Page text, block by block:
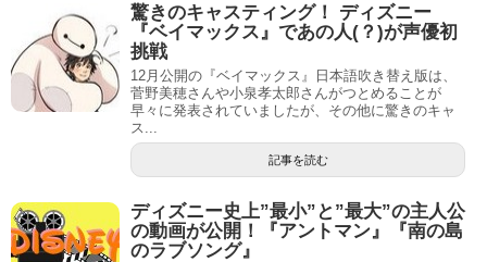
驚きのキャスティング！ ディズニー
『ベイマックス』であの人(？)が声優初
挑戦
12月公開の『ベイマックス』日本語吹き替え版は、
菅野美穂さんや小泉孝太郎さんがつとめることが
早々に発表されていましたが、その他に驚きのキャ
ス...
記事を読む
ディズニー史上”最小”と”最大”の主人公
の動画が公開！『アントマン』『南の島
のラブソング』